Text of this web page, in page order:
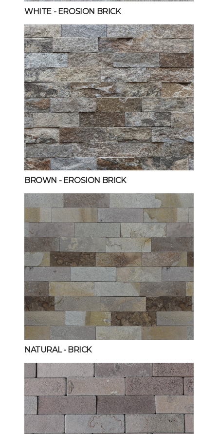
WHITE - EROSION BRICK
BROWN - EROSION BRICK
NATURAL- BRICK